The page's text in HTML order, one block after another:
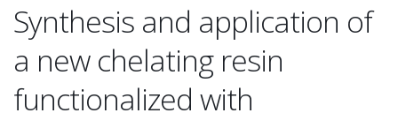
Synthesis and application of
a new chelating resin
functionalized with